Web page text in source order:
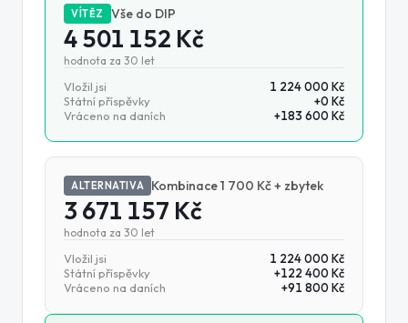
VÍTĚZ Vše do DIP
4 501 152 Kč
hodnota za 30 let
Vložil jsi
1 224 000 Kč
Státní příspěvky
+0 Kč
Vráceno na daních
+183 600 Kč
ALTERNATIVA Kombinace 1 700 Kč + zbytek
3 671 157 Kč
hodnota za 30 let
Vložil jsi
1 224 000 Kč
Státní příspěvky
+122 400 Kč
Vráceno na daních
+91 800 Kč